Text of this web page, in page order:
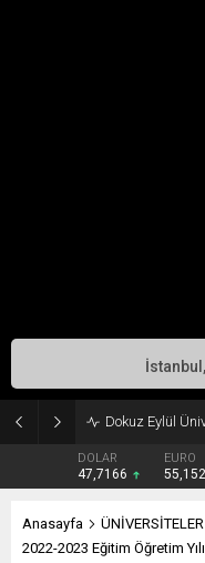
Dokuz Eylül
DOLAR
47,7166
EURO
İstanbul,
Anasayfa
ÜNİVERSİTELER
2022-2023 Eğitim Öğretim